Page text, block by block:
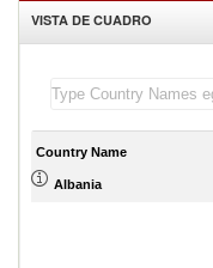
VISTA DE CUADRO
Country Name
Albania